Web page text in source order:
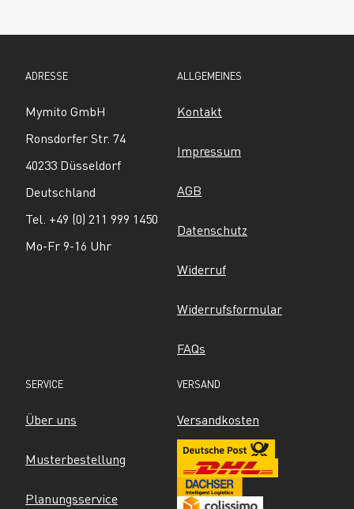
ADRESSE
Mymito GmbH
Ronsdorfer Str. 74
40233 Düsseldorf
Deutschland
Tel. +49 (0) 211 999 1450
Mo-Fr 9-16 Uhr
ALLGEMEINES
Kontakt
Impressum
AGB
Datenschutz
Widerruf
Widerrufsformular
FAQs
SERVICE
Über uns
Musterbestellung
Planungsservice
VERSAND
Versandkosten